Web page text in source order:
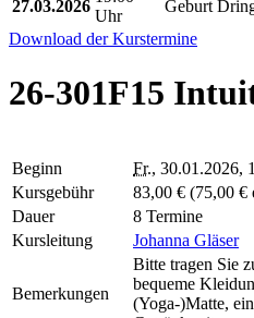
27.03.2026
Uhr
Geburt
Download der Kurstermine
26-301F15
Beginn Fr., 30.01.2026,
Kursgebühr
83,00 € (75,00 €
Dauer
8 Termine
Kursleitung
Johanna Gläser
Bemerkungen
Bitte tragen Sie
bequeme
(Yoga-)Matte,